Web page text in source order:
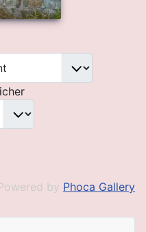
by Phoca Gallery